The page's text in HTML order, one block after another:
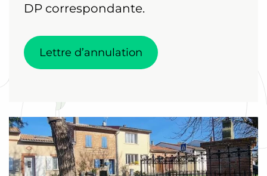
DP correspondante.
Lettre d’annulation